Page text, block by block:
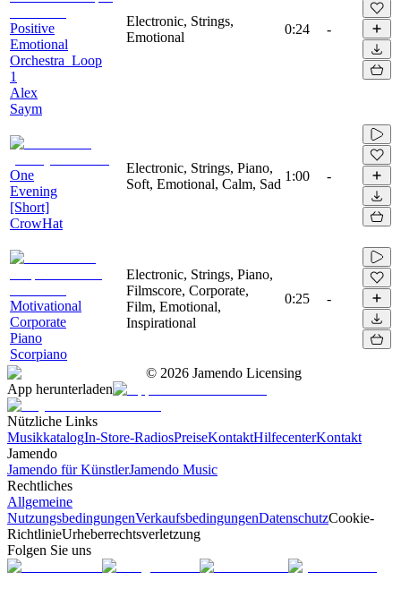
Positive
Emotional
Orchestra_Loop
1
Alex
Saym
Electronic, Strings,
Emotional
0:24 -
One
Evening
[Short]
CrowHat
Electronic, Strings, Piano,
Soft, Emotional, Calm, Sad
1:00 -
Motivational
Corporate
Piano
Scorpiano
Electronic, Strings, Piano,
Filmscore, Corporate,
Film, Emotional,
Inspirational
0:25 -
© 2026 Jamendo Licensing
App herunterladen
Nützliche Links
MusikkatalogIn-Store-RadiosPreiseKontaktHilfecenterKontakt
Jamendo
Jamendo für KünstlerJamendo Music
Rechtliches
Allgemeine
NutzungsbedingungenVerkaufsbedingungenDatenschutzCookie-
RichtlinieUrheberrechtsverletzung
Folgen Sie uns